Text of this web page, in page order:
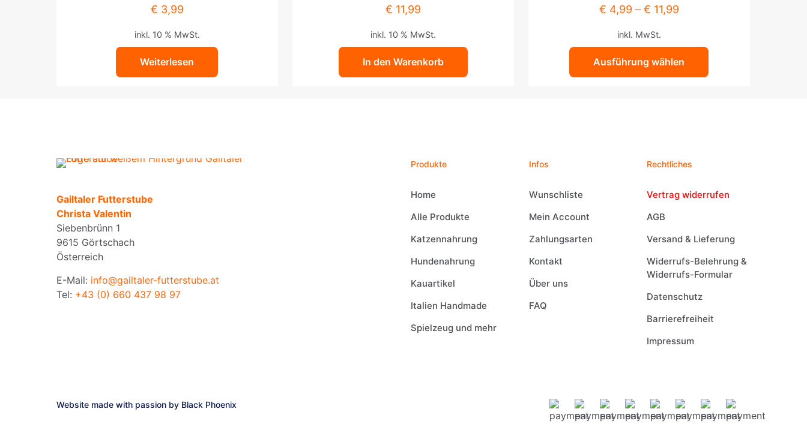
€ 3,99
inkl. 10 % MwSt.
Weiterlesen
€ 11,99
inkl. 10 % MwSt.
In den Warenkorb
€ 4,99 – € 11,99
inkl. MwSt.
Ausführung wählen
auf
Produktseite
werden
Gailtaler Futterstube
Christa Valentin
Siebenbrünn 1
9615 Görtschach
Österreich
E-Mail: info@gailtaler-futterstube.at
Tel: +43 (0) 660 437 98 97
Produkte
Home
Alle Produkte
Katzennahrung
Hundenahrung
Kauartikel
Italien Handmade
Spielzeug und mehr
Infos
Wunschliste
Mein Account
Zahlungsarten
Kontakt
Über uns
FAQ
Rechtliches
Vertrag widerrufen
AGB
Versand & Lieferung
Widerrufs-Belehrung &
Widerrufs-Formular
Datenschutz
Barrierefreiheit
Impressum
Website made with passion by Black Phoenix